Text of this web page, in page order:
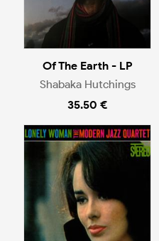
Of The Earth - LP
Shabaka Hutchings
35.50 €